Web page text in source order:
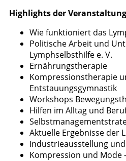
Highlights der Veranstaltung
Wie funktioniert das
Politische Arbeit und
Lymphselbsthilfe e. V.
Ernährungstherapie
Kompressionstherapie
Entstauungsgymnastik
Workshops
Hilfen im Alltag und
Aktuelle Ergebnisse der
Industrieausstellung
Kompression und Mode